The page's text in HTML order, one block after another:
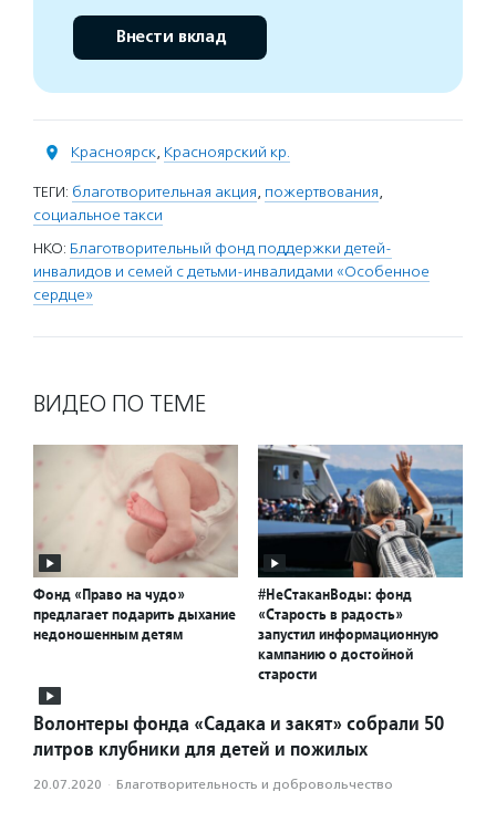
Внести вклад
Красноярск, Красноярский кр.
ТЕГИ: благотворительная акция, пожертвования,
социальное такси
НКО: Благотворительный фонд поддержки детей-
инвалидов и семей с детьми-инвалидами «Особенное
сердце»
ВИДЕО ПО ТЕМЕ
Фонд «Право на чудо»
предлагает подарить дыхание
недоношенным детям
#НеСтаканВоды: фонд
«Старость в радость»
запустил информационную
кампанию о достойной
старости
Волонтеры фонда «Садака и закят» собрали 50
литров клубники для детей и пожилых
20.07.2020 · Благотвори­тель­ность и доброволь­чест­во